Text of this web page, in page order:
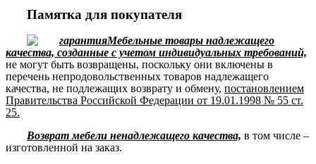
Памятка для покупателя
Мебельные товары надлежащего
качества, созданные с учетом индивидуальных требований,
не могут быть возвращены, поскольку они включены в
перечень непродовольственных товаров надлежащего
качества, не подлежащих возврату и обмену, постановлением
Правительства Российской Федерации от 19.01.1998 № 55 ст.
25.
Возврат мебели ненадлежащего качества, в том числе –
изготовленной на заказ.